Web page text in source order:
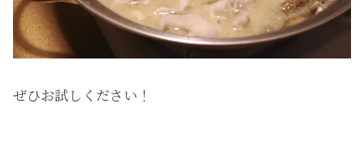
ぜひお試しください！